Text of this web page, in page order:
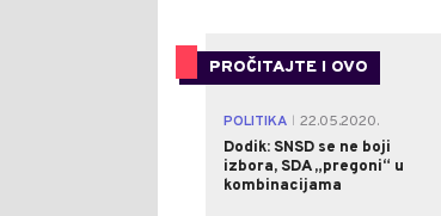
PROČITAJTE I OVO
POLITIKA
22.05.2020.
Dodik: SNSD se ne boji
izbora, SDA „pregoni“ u
kombinacijama